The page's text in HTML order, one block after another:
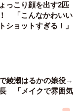
くなったため、祖
うです。そんな祖
の笑顔」につい
聞こえるとおっし
ですね。ご家族
っこり顔を出す2匹
「こんなかわいい
ショットすぎる！」
綾瀬はるかの娘役→
「メイクで雰囲気